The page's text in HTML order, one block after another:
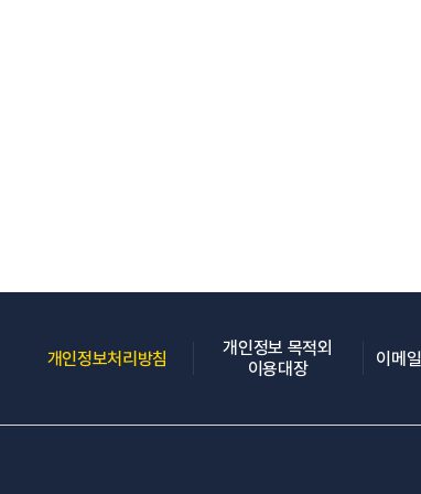
개인정보처리방침 (새 창 열림)개인정보 목적외
이용대장(새 창 열림)이메